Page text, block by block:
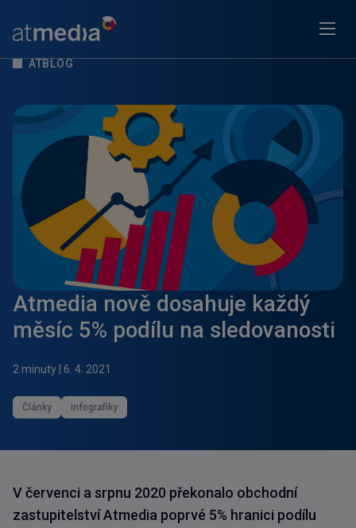
ATBLOG
Atmedia nově dosahuje každý
měsíc 5% podílu na sledovanosti
2 minuty 6. 4. 2021
Články Infografiky
V červenci a srpnu 2020 překonalo obchodní
zastupitelství Atmedia poprvé 5% hranici podílu